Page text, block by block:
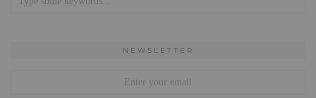
NEWSLETTER